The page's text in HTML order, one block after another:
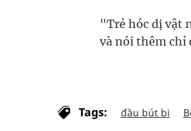
"Trẻ hóc dị vật
và nói thêm chỉ
Tags: đầu bút bi